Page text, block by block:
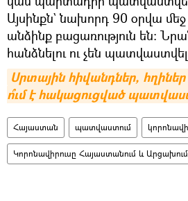
Այսինքն` նախորդ 90 օրվա
անձինք բացառություն են։
հանձնելու ու չեն
Սրտային հիվանդներ,
ո՞ւմ է հակացուցված
Հայաստան պատվաստում
Կորոնավիրուսը Հայաստանում և Արցախում